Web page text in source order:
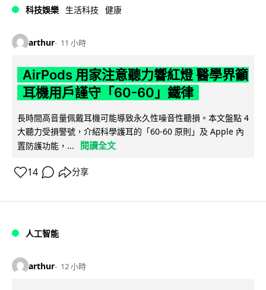
科技娛樂 生活科技 健康
arthur 11 小時
AirPods 用家注意聽力響紅燈 醫學界籲
耳機用戶謹守「60-60」鐵律
長時間高音量佩戴耳機可能導致永久性噪音性聽損。本文盤點 4
大聽力受損警號，介紹科學護耳的「60-60 原則」及 Apple 內
置防護功能，...
閱讀全文
14 分享
人工智能
arthur 12 小時